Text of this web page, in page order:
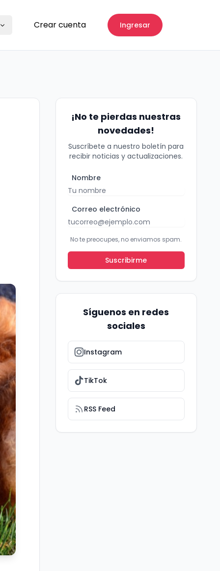
Crear cuenta Ingresar
¡No te pierdas nuestras
novedades!
Suscríbete a nuestro boletín para
recibir noticias y actualizaciones.
Nombre
Correo electrónico
No te preocupes, no enviamos spam.
Suscribirme
Síguenos en redes
sociales
Instagram
TikTok
RSS Feed